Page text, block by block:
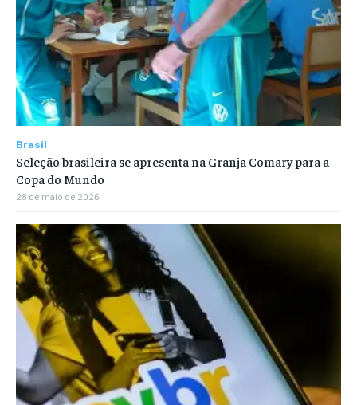
Brasil
Seleção brasileira se apresenta na Granja Comary para a
Copa do Mundo
28 de maio de 2026